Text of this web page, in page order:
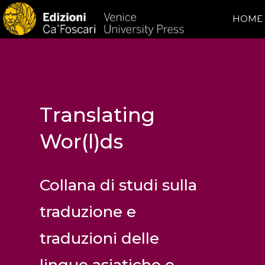
HOME
Translating
Wor(l)ds
Collana di studi sulla
traduzione e
traduzioni delle